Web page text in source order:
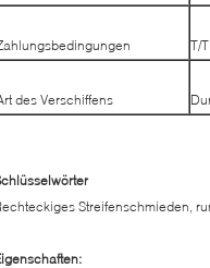
T/
des Verschiffens
Streifenschmieden,